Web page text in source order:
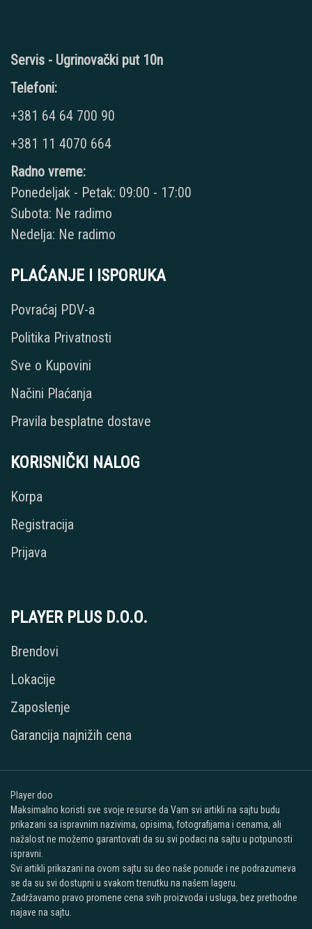
Servis - Ugrinovački put 10n
Telefoni:
+381 64 64 700 90
+381 11 4070 664
Radno vreme:
Ponedeljak - Petak: 09:00 - 17:00
Subota: Ne radimo
Nedelja: Ne radimo
PLAĆANJE I ISPORUKA
Povraćaj PDV-a
Politika Privatnosti
Sve o Kupovini
Načini Plaćanja
Pravila besplatne dostave
KORISNIČKI NALOG
Korpa
Registracija
Prijava
PLAYER PLUS D.O.O.
Brendovi
Lokacije
Zaposlenje
Garancija najnižih cena
Player doo
Maksimalno koristi sve svoje resurse da Vam svi artikli na sajtu budu
prikazani sa ispravnim nazivima, opisima, fotografijama i cenama, ali
nažalost ne možemo garantovati da su svi podaci na sajtu u potpunosti
ispravni.
Svi artikli prikazani na ovom sajtu su deo naše ponude i ne podrazumeva
se da su svi dostupni u svakom trenutku na našem lageru.
Zadržavamo pravo promene cena svih proizvoda i usluga, bez prethodne
najave na sajtu.